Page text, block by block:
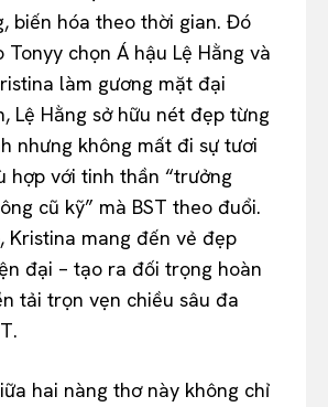
biến hóa theo thời gian. Đó
chọn Á hậu Lệ Hằng và
làm gương mặt đại
Lệ Hằng sở hữu nét đẹp từng
nhưng không mất đi sự tươi
hợp với tinh thần “trưởng
cũ kỹ” mà BST theo đuổi.
Kristina mang đến vẻ đẹp
đại – tạo ra đối trọng hoàn
tải trọn vẹn chiều sâu đa
hai nàng thơ này không chỉ